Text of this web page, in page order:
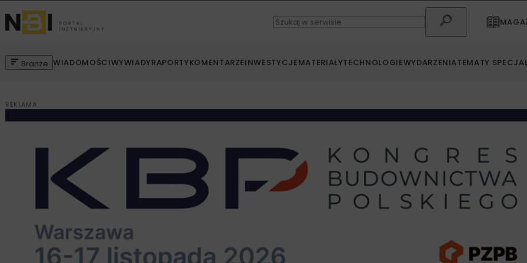
Branże WIADOMOŚCIWYWIADYRAPORTYKOMENTARZEINWESTYCJEMATERIAŁYTECHNOLOGIEWYDARZENIATEMATY
REKLAMA